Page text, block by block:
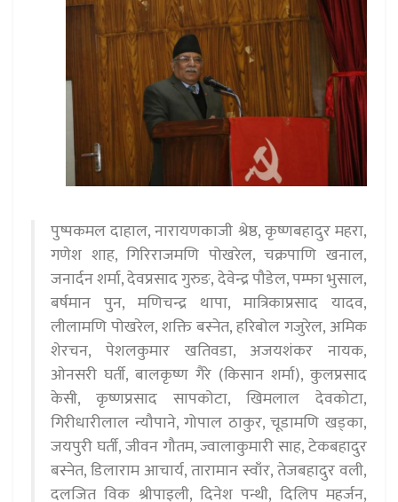
पुष्पकमल दाहाल, नारायणकाजी श्रेष्ठ, कृष्णबहादुर महरा,
गणेश शाह, गिरिराजमणि पोखरेल, चक्रपाणि खनाल,
जनार्दन शर्मा, देवप्रसाद गुरुङ, देवेन्द्र पौडेल, पम्फा भुसाल,
बर्षमान पुन, मणिचन्द्र थापा, मात्रिकाप्रसाद यादव,
लीलामणि पोखरेल, शक्ति बस्नेत, हरिबोल गजुरेल, अमिक
शेरचन, पेशलकुमार खतिवडा, अजयशंकर नायक,
ओनसरी घर्ती, बालकृष्ण गैरे (किसान शर्मा), कुलप्रसाद
केसी, कृष्णप्रसाद सापकोटा, खिमलाल देवकोटा,
गिरीधारीलाल न्यौपाने, गोपाल ठाकुर, चूडामणि खड्का,
जयपुरी घर्ती, जीवन गौतम, ज्वालाकुमारी साह, टेकबहादुर
बस्नेत, डिलाराम आचार्य, तारामान स्वाँर, तेजबहादुर वली,
दलजित विक श्रीपाइली, दिनेश पन्थी, दिलिप महर्जन,